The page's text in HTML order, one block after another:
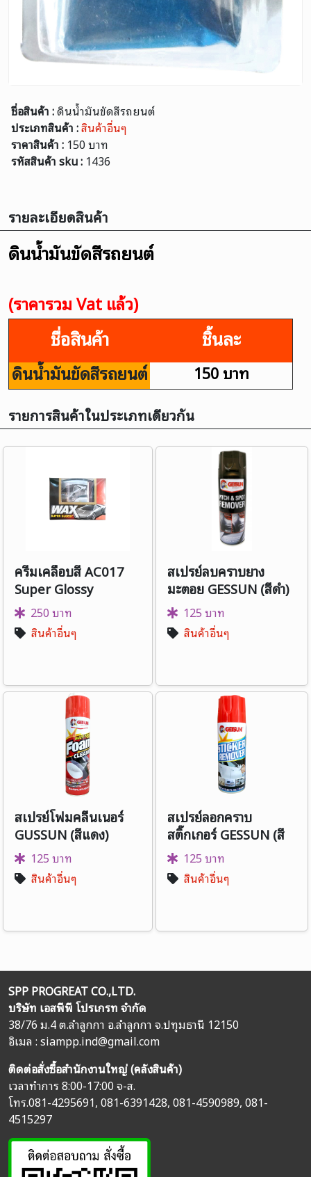
ชื่อสินค้า :ดินน้ำมันขัดสีรถยนต์
ประเภทสินค้า :สินค้าอื่นๆ
ราคาสินค้า : 150 บาท
รหัสสินค้า sku : 1436
รายละเอียดสินค้า
ดินน้ำมันขัดสีรถยนต์
(ราคารวม Vat แล้ว)
ชื่อสินค้า ชิ้นละ
ดินน้ำมันขัดสีรถยนต์ 150 บาท
รายการสินค้าในประเภทเดียวกัน
ครีมเคลือบสี AC017
Super Glossy
250 บาท
สินค้าอื่นๆ
สเปรย์ลบคราบยาง
มะตอย GESSUN (สีดำ)
125 บาท
สินค้าอื่นๆ
สเปรย์โฟมคลีนเนอร์
GUSSUN (สีแดง)
125 บาท
สินค้าอื่นๆ
สเปรย์ลอกคราบ
สติ๊กเกอร์ GESSUN (สี
แดง)125 บาท
สินค้าอื่นๆ
SPP PROGREAT CO.,LTD.
บริษัท เอสพีพี โปรเกรท จำกัด
38/76 ม.4 ต.ลำลูกกา อ.ลำลูกกา จ.ปทุมธานี 12150
อิเมล :siampp.ind@gmail.com
ติดต่อสั่งซื้อสำนักงานใหญ่ (คลังสินค้า)
เวลาทำการ 8:00-17:00 จ-ส.
โทร.081-4295691,081-6391428,081-4590989,081-
4515297